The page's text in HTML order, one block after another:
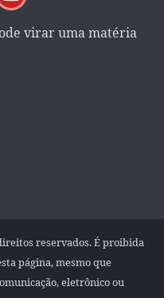
virar uma matéria
reservados. É proibida
página, mesmo que
eletrônico ou